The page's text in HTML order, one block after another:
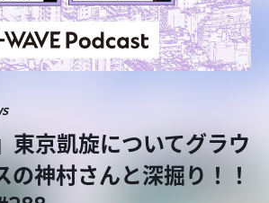
東京凱旋についてグラウ
の神村さんと深掘り！！